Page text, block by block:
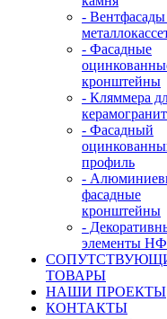
- Вентфасады
- Фасадные
кронштейны
- Кляммера
- Фасадный
профиль
-
фасадные
кронштейны
-
элементы
ТОВАРЫ
НАШИ ПРОЕКТЫ
КОНТАКТЫ